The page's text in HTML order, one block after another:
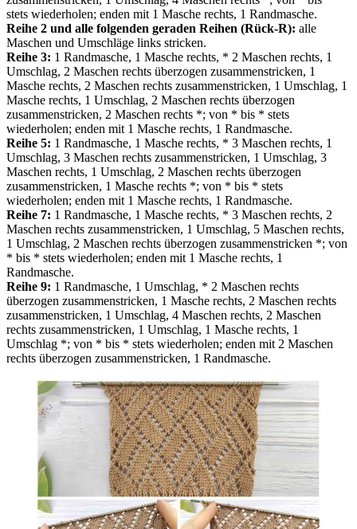
stets wiederholen; enden mit 1 Masche rechts, 1 Randmasche.
Reihe 2 und alle folgenden geraden Reihen (Rück-R): alle
Maschen und Umschläge links stricken.
Reihe 3: 1 Randmasche, 1 Masche rechts, * 2 Maschen rechts, 1
Umschlag, 2 Maschen rechts überzogen zusammenstricken, 1
Masche rechts, 2 Maschen rechts zusammenstricken, 1 Umschlag, 1
Masche rechts, 1 Umschlag, 2 Maschen rechts überzogen
zusammenstricken, 2 Maschen rechts *; von * bis * stets
wiederholen; enden mit 1 Masche rechts, 1 Randmasche.
Reihe 5: 1 Randmasche, 1 Masche rechts, * 3 Maschen rechts, 1
Umschlag, 3 Maschen rechts zusammenstricken, 1 Umschlag, 3
Maschen rechts, 1 Umschlag, 2 Maschen rechts überzogen
zusammenstricken, 1 Masche rechts *; von * bis * stets
wiederholen; enden mit 1 Masche rechts, 1 Randmasche.
Reihe 7: 1 Randmasche, 1 Masche rechts, * 3 Maschen rechts, 2
Maschen rechts zusammenstricken, 1 Umschlag, 5 Maschen rechts,
1 Umschlag, 2 Maschen rechts überzogen zusammenstricken *; von
* bis * stets wiederholen; enden mit 1 Masche rechts, 1
Randmasche.
Reihe 9: 1 Randmasche, 1 Umschlag, * 2 Maschen rechts
überzogen zusammenstricken, 1 Masche rechts, 2 Maschen rechts
zusammenstricken, 1 Umschlag, 4 Maschen rechts, 2 Maschen
rechts zusammenstricken, 1 Umschlag, 1 Masche rechts, 1
Umschlag *; von * bis * stets wiederholen; enden mit 2 Maschen
rechts überzogen zusammenstricken, 1 Randmasche.